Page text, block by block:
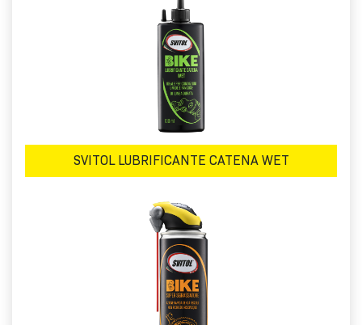
SVITOL LUBRIFICANTE CATENA WET